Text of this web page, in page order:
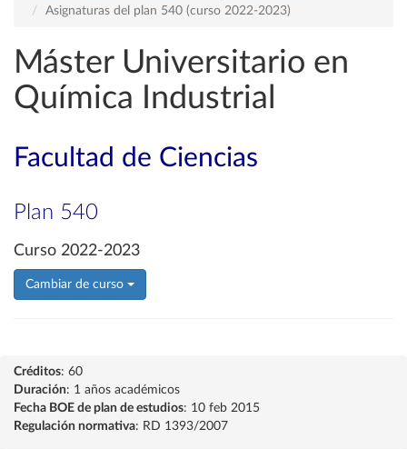
Asignaturas del plan 540 (curso 2022-2023)
Máster Universitario en
Química Industrial
Facultad de Ciencias
Plan 540
Curso 2022-2023
Cambiar de curso
Créditos: 60
Duración: 1 años académicos
Fecha BOE de plan de estudios: 10 feb 2015
Regulación normativa: RD 1393/2007